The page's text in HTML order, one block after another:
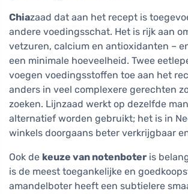
Chiazaad dat aan het recept is
andere voedingsschat. Het is rijk aan
vetzuren, calcium en antioxidanten –
een minimale hoeveelheid. Twee
voegen voedingsstoffen toe aan het
anders in veel complexere gerechten
zoeken. Lijnzaad werkt op dezelfde
alternatief worden gebruikt; het is in
winkels doorgaans beter verkrijgbaar
Ook de keuze van notenboter is
is de meest toegankelijke en
amandelboter heeft een subtielere